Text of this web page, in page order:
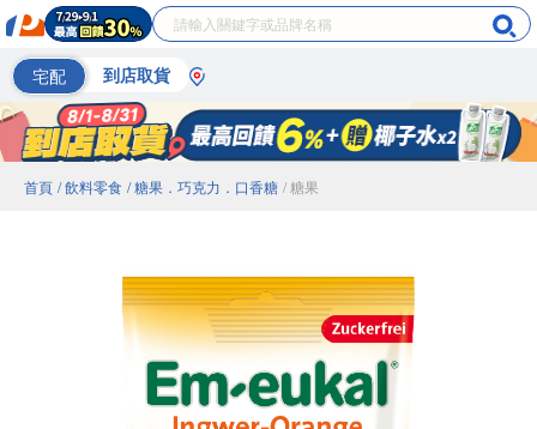
宅配 到店取貨
首頁 / 飲料零食 / 糖果．巧克力．口香糖 / 糖果